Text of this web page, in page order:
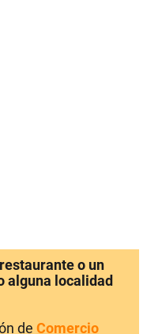
o un
alguna localidad
de Comercio